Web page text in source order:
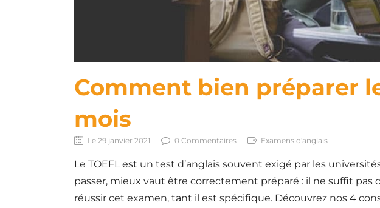
Comment bien préparer le
mois
Le 29 janvier 2021 0 Commentaires Examens d'anglais
Le TOEFL est un test d’anglais souvent exigé par les
passer, mieux vaut être correctement préparé : il ne suffit
réussir cet examen, tant il est spécifique. Découvrez nos 4